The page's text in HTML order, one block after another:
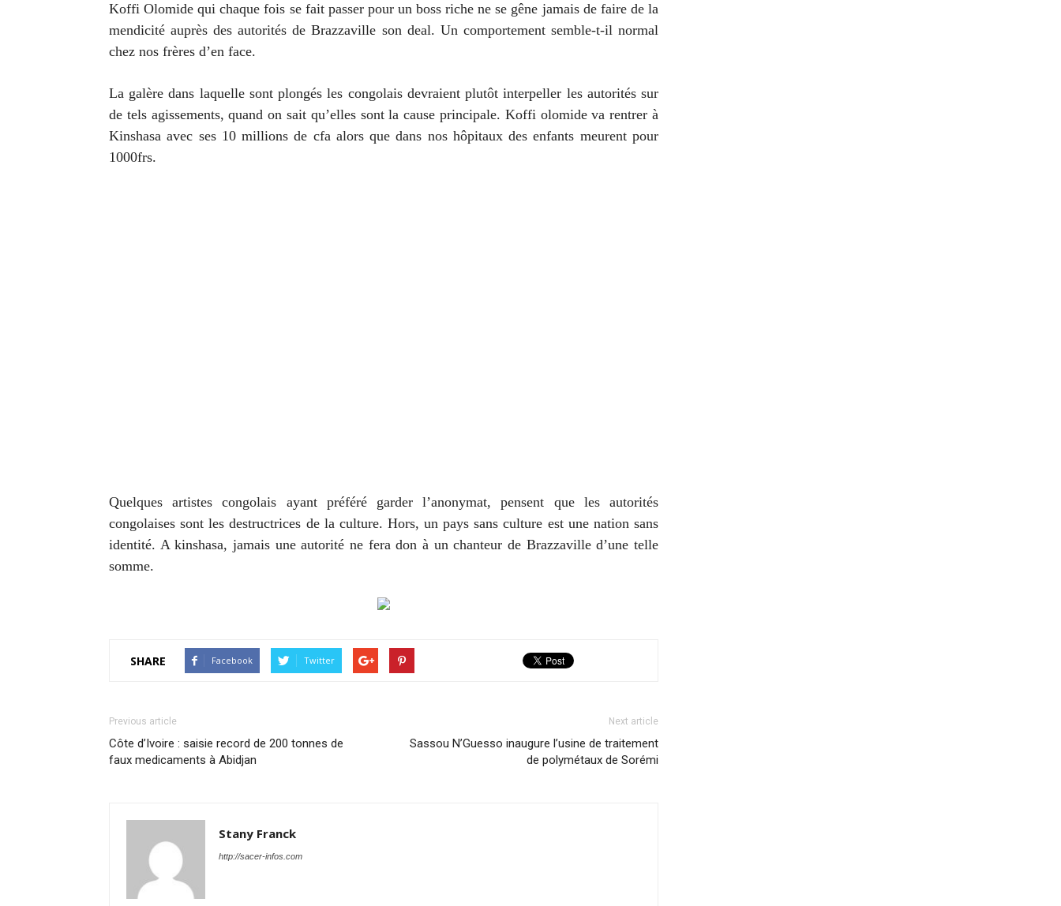
Koffi Olomide qui chaque fois se fait passer pour un boss riche ne se gêne jamais de faire de la
mendicité auprès des autorités de Brazzaville son deal. Un comportement semble-t-il normal
chez nos frères d’en face.
La galère dans laquelle sont plongés les congolais devraient plutôt interpeller les autorités sur
de tels agissements, quand on sait qu’elles sont la cause principale. Koffi olomide va rentrer à
Kinshasa avec ses 10 millions de cfa alors que dans nos hôpitaux des enfants meurent pour
1000frs.
Quelques artistes congolais ayant préféré garder l’anonymat, pensent que les autorités
congolaises sont les destructrices de la culture. Hors, un pays sans culture est une nation sans
identité. A kinshasa, jamais une autorité ne fera don à un chanteur de Brazzaville d’une telle
somme.
SHARE Facebook Twitter
Previous article
Côte d’Ivoire : saisie record de 200 tonnes de
faux medicaments à Abidjan
Next article
Sassou N’Guesso inaugure l’usine de traitement
de polymétaux de Sorémi
Stany Franck
http://sacer-infos.com